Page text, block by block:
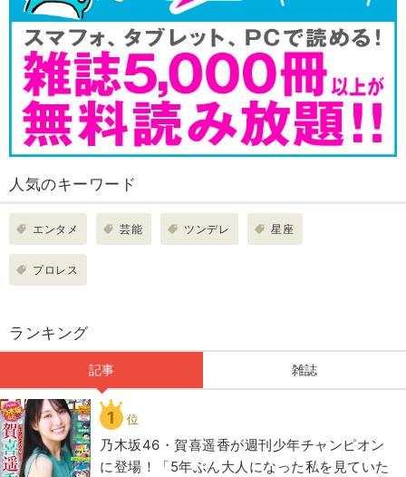
人気のキーワード
エンタメ 芸能 ツンデレ 星座
プロレス
ランキング
記事 雑誌
1 位
乃木坂46・賀喜遥香が週刊少年チャンピオン
に登場！「5年ぶん大人になった私を見ていた